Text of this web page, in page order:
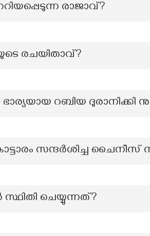
രാജാവ്?
രചയിതാവ്?
റബിയ ദുരാനിക്കി നു
സന്ദർശിച്ച ചൈനീസ്
ചെയ്യുന്നത്?